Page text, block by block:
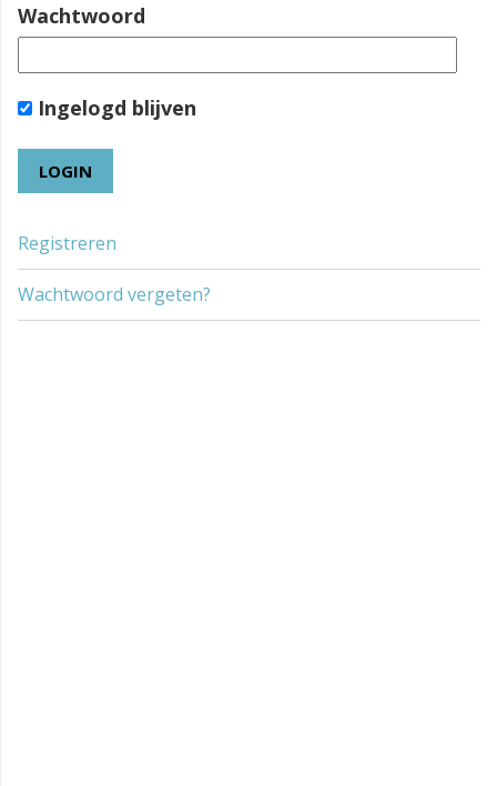
Wachtwoord
Ingelogd blijven
Registreren
Wachtwoord vergeten?